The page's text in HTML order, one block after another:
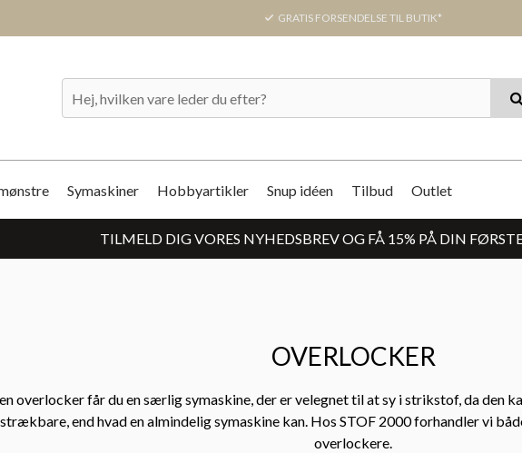
GRATIS FORSENDELSE TIL BUTIK*
Symaskiner Hobbyartikler Snup idéen Tilbud Outlet
TILMELD DIG VORES NYHEDSBREV OG FÅ 15% PÅ DIN
OVERLOCKER
overlocker får du en særlig symaskine, der er velegnet til at sy i strikstof, da den
strækbare, end hvad en almindelig symaskine kan. Hos STOF 2000 forhandler vi
overlockere.